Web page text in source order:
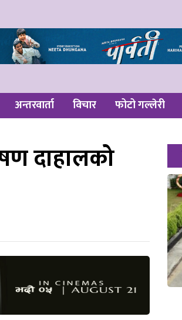
अन्तरवार्ता विचार फोटो गल्लेरी
दाहालको